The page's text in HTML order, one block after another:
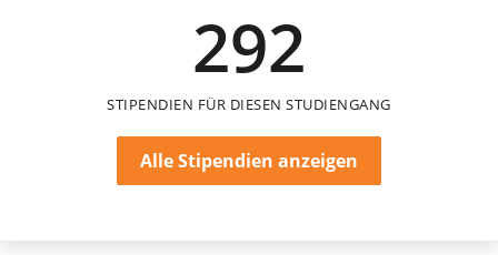
292
STIPENDIEN FÜR DIESEN STUDIENGANG
Alle Stipendien anzeigen